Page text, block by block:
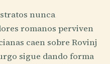
nunca
romanos perviven
caen sobre Rovinj
sigue dando forma